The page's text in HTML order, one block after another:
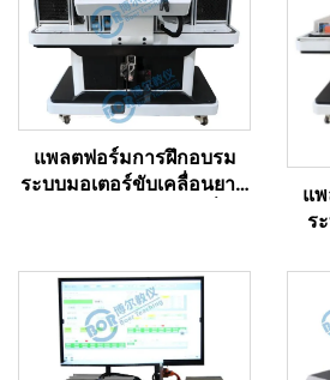
แพลตฟอร์มการฝึกอบรม
ระบบมอเตอร์ขับเคลื่อนยาน
แ
ร